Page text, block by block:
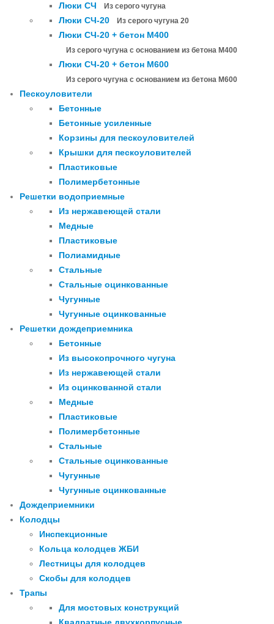
Люки СЧ
Из серого чугуна
Люки СЧ-20 Из серого чугуна 20
Люки СЧ-20 + бетон М400
Из серого чугуна с основанием из бетона М400
Люки СЧ-20 + бетон М600
Из серого чугуна с основанием из бетона М600
Пескоуловители
Бетонные
Бетонные усиленные
Корзины для пескоуловителей
Крышки для пескоуловителей
Пластиковые
Полимербетонные
Решетки водоприемные
Из нержавеющей стали
Медные
Пластиковые
Полиамидные
Стальные
Стальные оцинкованные
Чугунные
Чугунные оцинкованные
Решетки дождеприемника
Бетонные
Из высокопрочного чугуна
Из нержавеющей стали
Из оцинкованной стали
Медные
Пластиковые
Полимербетонные
Стальные
Стальные оцинкованные
Чугунные
Чугунные оцинкованные
Дождеприемники
Колодцы
Инспекционные
Кольца колодцев ЖБИ
Лестницы для колодцев
Скобы для колодцев
Трапы
Для мостовых конструкций